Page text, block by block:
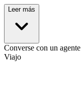
Leer más
Converse con un
Viajo